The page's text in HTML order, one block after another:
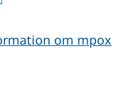
om mpox